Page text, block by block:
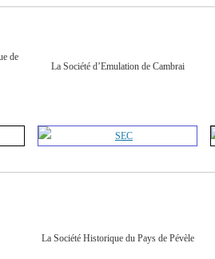
de
La Société d’Emulation de Cambrai
La Société Historique du Pays de Pévèle